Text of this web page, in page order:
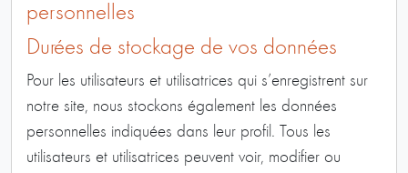
personnelles
Durées de stockage de vos données
Pour les utilisateurs et utilisatrices qui s’enregistrent sur
notre site, nous stockons également les données
personnelles indiquées dans leur profil. Tous les
utilisateurs et utilisatrices peuvent voir, modifier ou